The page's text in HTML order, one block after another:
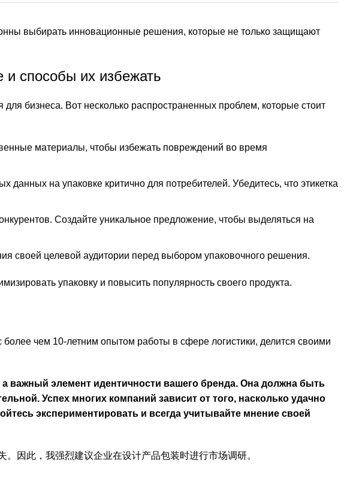
выбирать инновационные решения, которые не только защищают
и способы их избежать
бизнеса. Вот несколько распространенных проблем, которые стоит
материалы, чтобы избежать повреждений во время
данных на упаковке критично для потребителей. Убедитесь, что этикетка
Создайте уникальное предложение, чтобы выделяться на
своей целевой аудитории перед выбором упаковочного решения.
упаковку и повысить популярность своего продукта.
чем 10-летним опытом работы в сфере логистики, делится своими
а важный элемент идентичности вашего бренда. Она должна быть
Успех многих компаний зависит от того, насколько удачно
экспериментировать и всегда учитывайте мнение своей
因此，我强烈建议企业在设计产品包装时进行市场调研。